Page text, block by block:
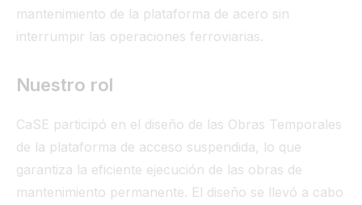
mantenimiento de la plataforma de acero sin
interrumpir las operaciones ferroviarias.
Nuestro rol
CaSE participó en el diseño de las Obras Temporales
de la plataforma de acceso suspendida, lo que
garantiza la eficiente ejecución de las obras de
mantenimiento permanente. El diseño se llevó a cabo